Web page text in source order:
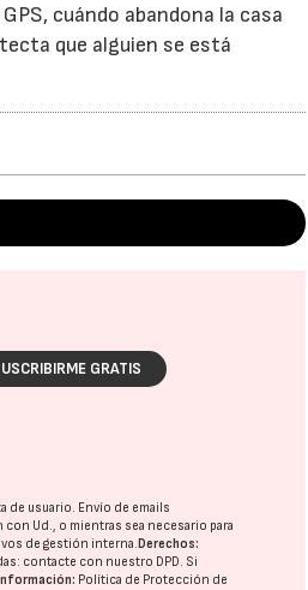
cuándo abandona la casa
que alguien se está
GRATIS
de usuario. Envío de emails
Ud., o mientras sea necesario para
de gestión interna. Derechos:
contacte con nuestro DPD. Si
Política de Protección de